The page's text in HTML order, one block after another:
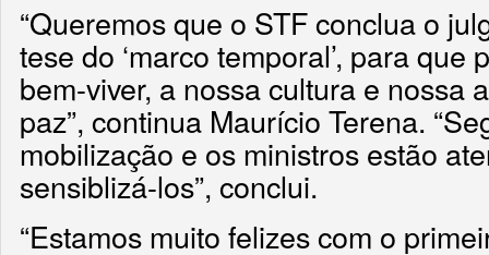
“Queremos que o STF conclua o
tese do ‘marco temporal’, para que
bem-viver, a nossa cultura e nossa
paz”, continua Maurício Terena.
mobilização e os ministros estão
sensiblizá-los”, conclui.
“Estamos muito felizes com o